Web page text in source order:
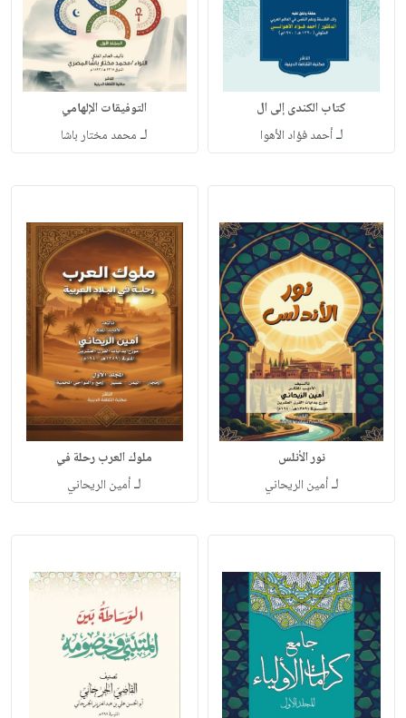
كتاب الكندى إلى ال
لـأحمد فؤاد الأهوا
التوفيقات الإلهامي
لـ محمد مختار باشا
نور الأنلس
لـأمين الريحاني
ملوك العرب رحلة في
لـأمين الريحاني